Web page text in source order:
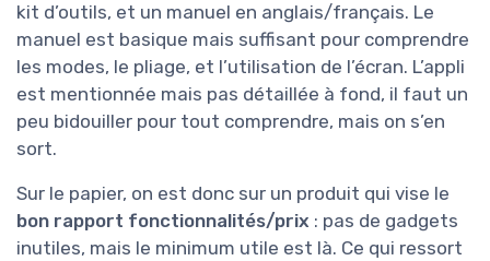
kit d’outils, et un manuel en anglais/français. Le
manuel est basique mais suffisant pour comprendre
les modes, le pliage, et l’utilisation de l’écran. L’appli
est mentionnée mais pas détaillée à fond, il faut un
peu bidouiller pour tout comprendre, mais on s’en
sort.
Sur le papier, on est donc sur un produit qui vise le
bon rapport fonctionnalités/prix : pas de gadgets
inutiles, mais le minimum utile est là. Ce qui ressort